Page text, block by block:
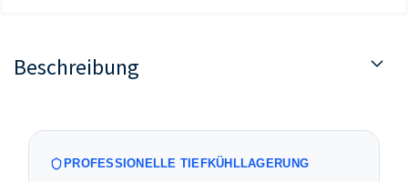
Beschreibung
PROFESSIONELLE TIEFKÜHLLAGERUNG